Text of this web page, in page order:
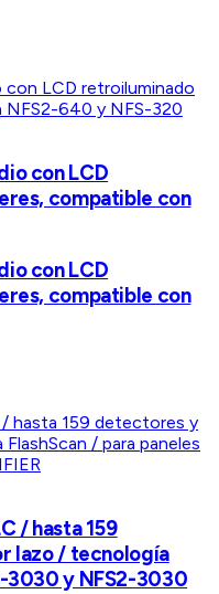
con LCD
compatible con
con LCD
compatible con
/ hasta 159
lazo / tecnología
3030 y NFS2-3030